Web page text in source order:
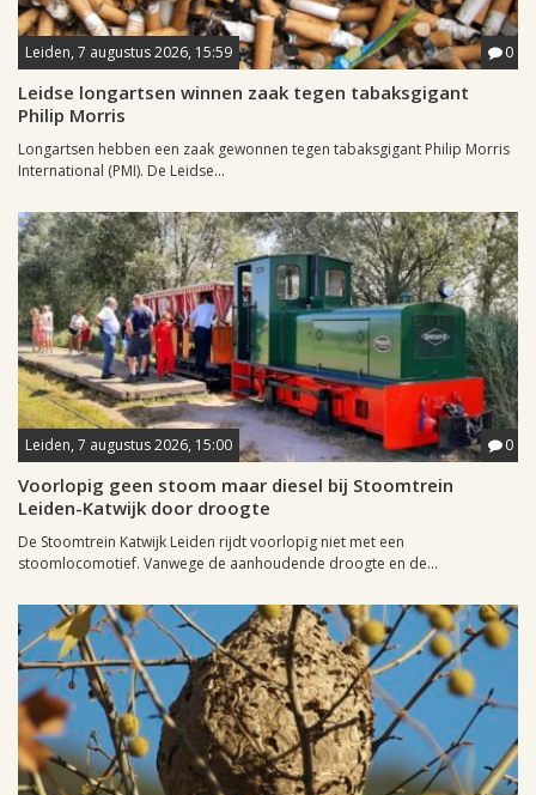
Leiden, 7 augustus 2026, 15:59 0
Leidse longartsen winnen zaak tegen tabaksgigant
Philip Morris
Longartsen hebben een zaak gewonnen tegen tabaksgigant Philip Morris
International (PMI). De Leidse...
Leiden, 7 augustus 2026, 15:00 0
Voorlopig geen stoom maar diesel bij Stoomtrein
Leiden-Katwijk door droogte
De Stoomtrein Katwijk Leiden rijdt voorlopig niet met een
stoomlocomotief. Vanwege de aanhoudende droogte en de...